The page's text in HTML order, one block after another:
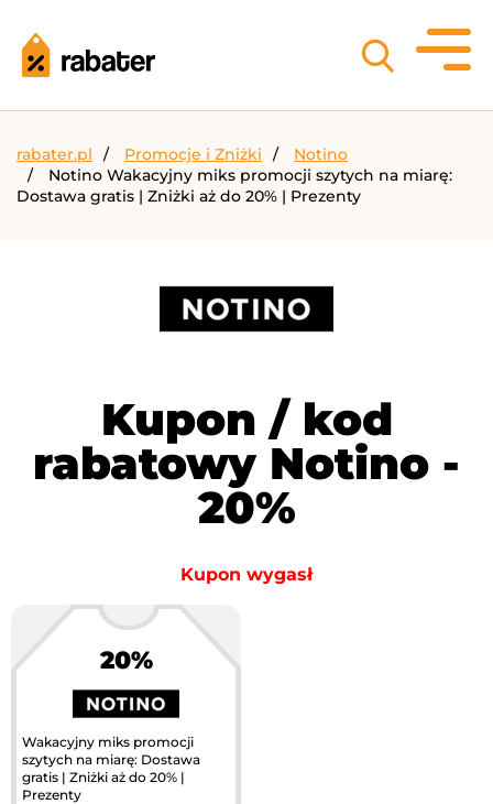
rabater.pl Promocje i Zniżki
Notino
Notino Wakacyjny miks promocji szytych na miarę:
Dostawa gratis | Zniżki aż do 20% | Prezenty
Kupon / kod
rabatowy Notino -
20%
Kupon wygasł
20%
Wakacyjny miks promocji
szytych na miarę: Dostawa
gratis | Zniżki aż do 20% |
Prezenty